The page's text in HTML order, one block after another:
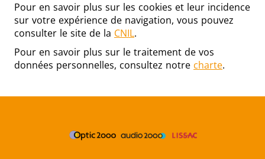
Pour en savoir plus sur les cookies et leur incidence
sur votre expérience de navigation, vous pouvez
consulter le site de la CNIL.
Pour en savoir plus sur le traitement de vos
données personnelles, consultez notre charte.